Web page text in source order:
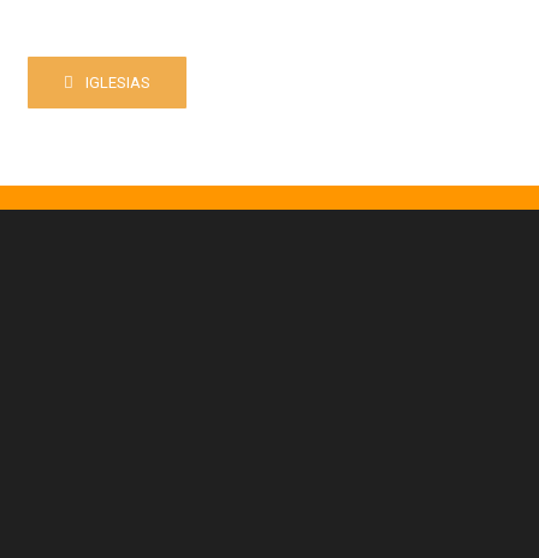
IGLESIAS